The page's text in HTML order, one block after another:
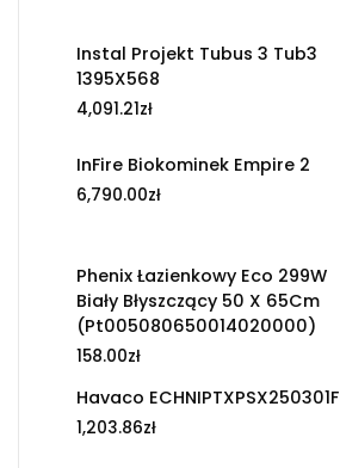
Instal Projekt Tubus 3 Tub3
1395X568
4,091.21zł
InFire Biokominek Empire 2
6,790.00zł
Phenix Łazienkowy Eco 299W
Biały Błyszczący 50 X 65Cm
(Pt005080650014020000)
158.00zł
Havaco ECHNIPTXPSX250301F
1,203.86zł